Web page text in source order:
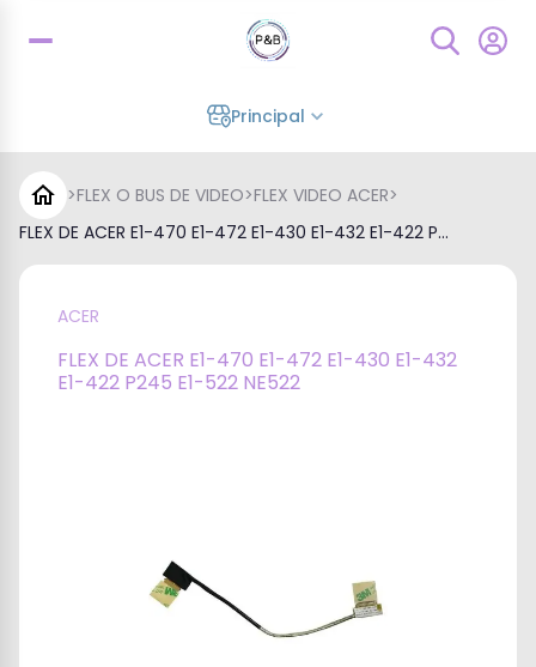
Principal
>FLEX O BUS DE VIDEO>FLEX VIDEO ACER>
FLEX DE ACER E1-470 E1-472 E1-430 E1-432 E1-422 P...
ACER
FLEX DE ACER E1-470 E1-472 E1-430 E1-432
E1-422 P245 E1-522 NE522